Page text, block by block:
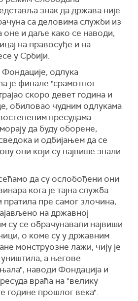
знак да држава није
са деловима служби из
оне и даље како се наводи,
на правосуђе и на
у Србији.
одлука
је финале "срамотног
скоро девет година и
обиловао чудним одлукама
пресудама
да буду оборене,
и одбијањем да се
они који су највише знали
да су ослобођени они
кога је тајна служба
пре самог злочина,
на државној
су се обрачунавали највиши
о коме су у државним
монструозне лажи, чију је
а његове
наводи Фондација и
враћа на "велику
године прошлог века".